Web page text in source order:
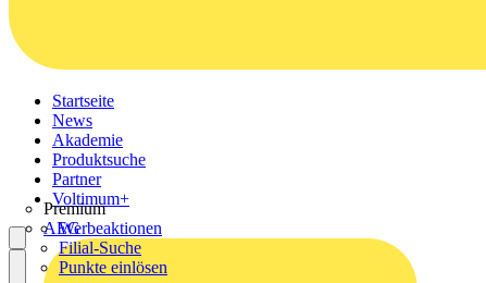
Startseite
News
Akademie
Produktsuche
Partner
Premium
AEG
Voltimum+
Werbeaktionen
Filial-Suche
Punkte einlösen